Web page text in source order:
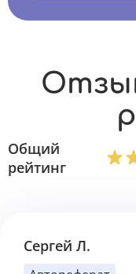
Общий
рейтинг
Сергей Л.